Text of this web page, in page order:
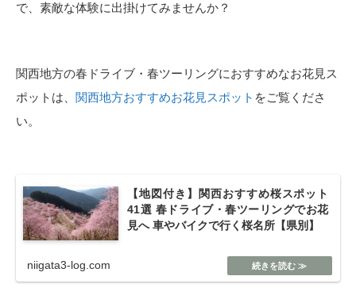
で、素敵な体験に出掛けてみませんか？
関西地方の春ドライブ・春ツーリングにおすすめなお花見ス
ポットは、 関西地方おすすめお花見スポット をご覧くださ
い。
【地図付き】関西おすすめ桜スポット
41選 春ドライブ・春ツーリングでお花
見へ 車やバイクで行く桜名所【県別】
niigata3-log.com